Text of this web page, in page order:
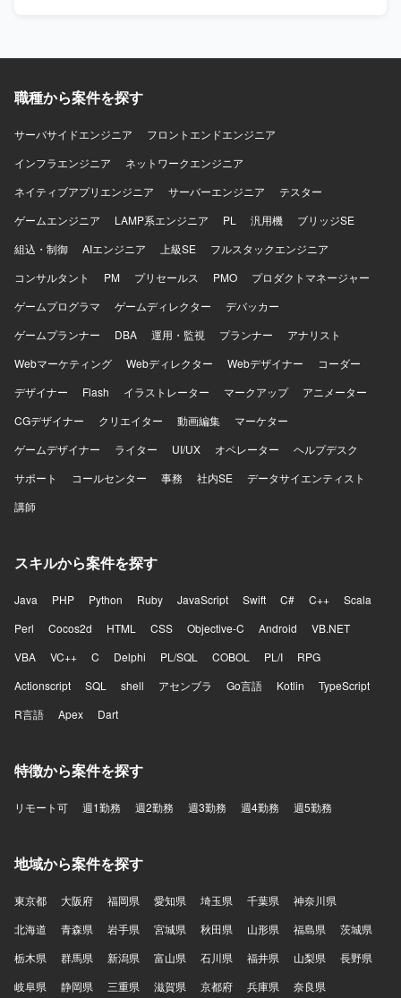
職種から案件を探す
サーバサイドエンジニア
フロントエンドエンジニア
インフラエンジニア
ネットワークエンジニア
ネイティブアプリエンジニア
サーバーエンジニア
テスター
ゲームエンジニア
LAMP系エンジニア PL 汎用機
ブリッジSE
組込・制御
AIエンジニア 上級SE
フルスタックエンジニア
コンサルタント
PM プリセールス PMO
プロダクトマネージャー
ゲームプログラマ
ゲームディレクター
デバッカー
ゲームプランナー
DBA 運用・監視 プランナー
アナリスト
Webマーケティング
Webディレクター Webデザイナー
コーダー
デザイナー
Flash イラストレーター マークアップ
アニメーター
CGデザイナー
クリエイター 動画編集
マーケター
ゲームデザイナー
ライター UI/UX オペレーター
ヘルプデスク
サポート
コールセンター 事務 社内SE
データサイエンティスト
講師
スキルから案件を探す
Java PHP Python Ruby JavaScript Swift C# C++
Scala
Perl
Cocos2d HTML CSS Objective-C Android
VB.NET
VBA
VC++ C Delphi PL/SQL COBOL PL/I
RPG
Actionscript
SQL shell アセンブラ Go言語 Kotlin
TypeScript
R言語
Apex Dart
特徴から案件を探す
リモート可 週1勤務 週2勤務 週3勤務 週4勤務 週5勤務
地域から案件を探す
東京都 大阪府 福岡県 愛知県 埼玉県 千葉県
神奈川県
北海道
青森県 岩手県 宮城県 秋田県 山形県 福島県
茨城県
栃木県
群馬県 新潟県 富山県 石川県 福井県 山梨県
長野県
岐阜県
静岡県 三重県 滋賀県 京都府 兵庫県 奈良県